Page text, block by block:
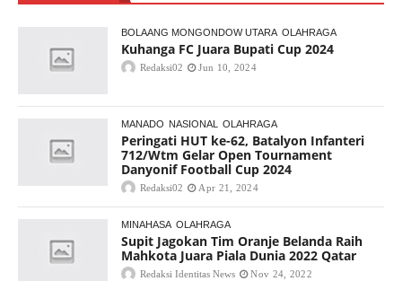
BOLAANG MONGONDOW UTARA OLAHRAGA
Kuhanga FC Juara Bupati Cup 2024
Redaksi02 Jun 10, 2024
MANADO NASIONAL OLAHRAGA
Peringati HUT ke-62, Batalyon Infanteri
712/Wtm Gelar Open Tournament
Danyonif Football Cup 2024
Redaksi02 Apr 21, 2024
MINAHASA OLAHRAGA
Supit Jagokan Tim Oranje Belanda Raih
Mahkota Juara Piala Dunia 2022 Qatar
Redaksi Identitas News Nov 24, 2022